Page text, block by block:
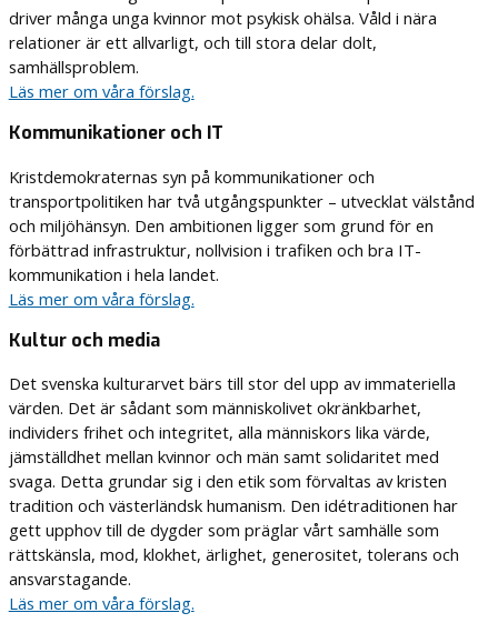
driver många unga kvinnor mot psykisk ohälsa. Våld i nära
relationer är ett allvarligt, och till stora delar dolt,
samhällsproblem.
Läs mer om våra förslag.
Kommunikationer och IT
Kristdemokraternas syn på kommunikationer och
transportpolitiken har två utgångspunkter – utvecklat välstånd
och miljöhänsyn. Den ambitionen ligger som grund för en
förbättrad infrastruktur, nollvision i trafiken och bra IT-
kommunikation i hela landet.
Läs mer om våra förslag.
Kultur och media
Det svenska kulturarvet bärs till stor del upp av immateriella
värden. Det är sådant som människolivet okränkbarhet,
individers frihet och integritet, alla människors lika värde,
jämställdhet mellan kvinnor och män samt solidaritet med
svaga. Detta grundar sig i den etik som förvaltas av kristen
tradition och västerländsk humanism. Den idétraditionen har
gett upphov till de dygder som präglar vårt samhälle som
rättskänsla, mod, klokhet, ärlighet, generositet, tolerans och
ansvarstagande.
Läs mer om våra förslag.